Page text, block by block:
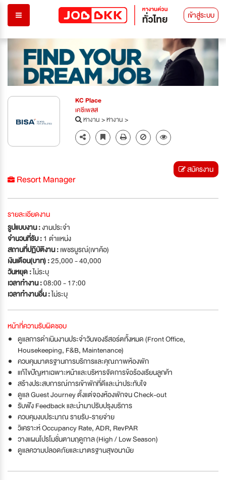
เข้าสู่ระบบ
KC Place
เคซีเพลส
หางาน>หางาน>
Resort Manager
สมัครงาน
รายละเอียดงาน
รูปแบบงาน :งานประจำ
จำนวนที่รับ :1 ตำแหน่ง
สถานที่ปฏิบัติงาน :เพชรบูรณ์(เขาค้อ)
เงินเดือน(บาท) :25,000 - 40,000
วันหยุด :ไม่ระบุ
เวลาทำงาน :08:00 - 17:00
เวลาทำงานอื่น :ไม่ระบุ
หน้าที่ความรับผิดชอบ
ดูแลการดำเนินงานประจำวันของรีสอร์ตทั้งหมด (Front Office,
Housekeeping, F&B, Maintenance)
ควบคุมมาตรฐานการบริการและคุณภาพห้องพัก
แก้ไขปัญหาเฉพาะหน้าและบริหารจัดการข้อร้องเรียนลูกค้า
สร้างประสบการณ์การเข้าพักที่ดีและน่าประทับใจ
ดูแล Guest Journey ตั้งแต่จองห้องพักจน Check-out
รับฟัง Feedback และนำมาปรับปรุงบริการ
ควบคุมงบประมาณ รายรับ-รายจ่าย
วิเคราะห์ Occupancy Rate, ADR, RevPAR
วางแผนโปรโมชั่นตามฤดูกาล (High / Low Season)
ดูแลความปลอดภัยและมาตรฐานสุขอนามัย